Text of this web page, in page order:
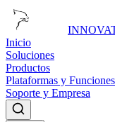
Inicio
Soluciones
Productos
Plataformas y Funciones
Soporte y Empresa